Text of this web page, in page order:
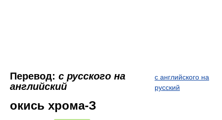
Перевод: с русского на
английский
с английского на
русский
окись хрома-З